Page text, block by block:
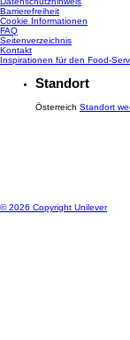
Cookie-Einstellungen
Barrierefreiheit
Cookie Informationen
FAQ
Kontakt